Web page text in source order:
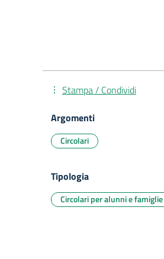
Stampa / Condividi
Argomenti
Circolari
Tipologia
Circolari per alunni e famiglie